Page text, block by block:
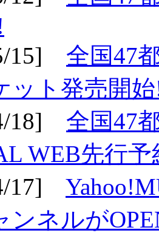
15] 全国47
ット発売開
18] 全国47
WEB先行
17]
ンネルが